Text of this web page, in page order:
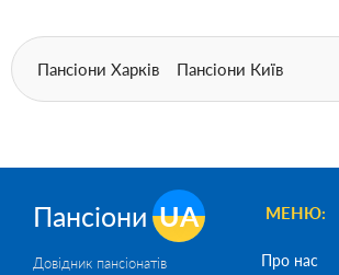
Пансіони Харків Пансіони Київ
Пансіони UA
Довідник пансіонатів
МЕНЮ:
Про нас